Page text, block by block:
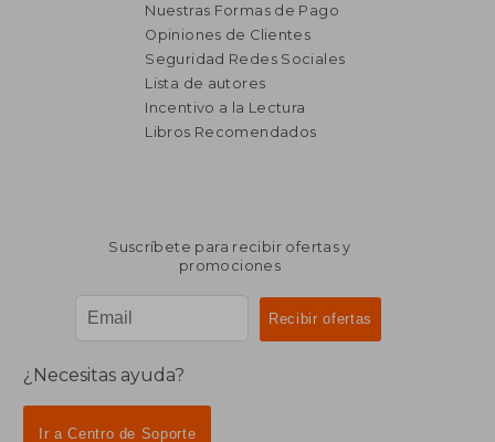
Nuestras Formas de Pago
Opiniones de Clientes
Seguridad Redes Sociales
Lista de autores
Incentivo a la Lectura
Libros Recomendados
Suscríbete para recibir ofertas y
promociones
¿Necesitas ayuda?
Ir a Centro de Soporte